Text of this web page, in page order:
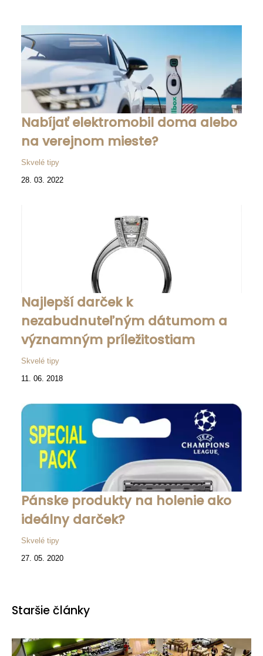
Nabíjať elektromobil doma alebo
na verejnom mieste?
Skvelé tipy
28. 03. 2022
Najlepší darček k
nezabudnuteľným dátumom a
významným príležitostiam
Skvelé tipy
11. 06. 2018
Pánske produkty na holenie ako
ideálny darček?
Skvelé tipy
27. 05. 2020
Staršie články